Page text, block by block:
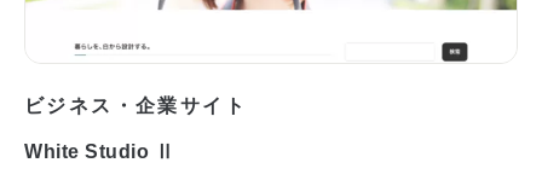
ビジネス・企業サイト
White Studio Ⅱ